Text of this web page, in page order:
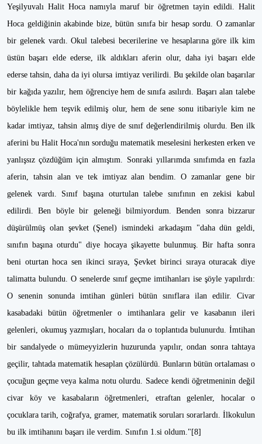
Yeşilyuvalı Halit Hoca namıyla maruf bir öğretmen tayin edildi. Halit
Hoca geldiğinin akabinde bize, bütün sınıfa bir hesap sordu. O zamanlar
bir gelenek vardı. Okul talebesi becerilerine ve hesaplarına göre ilk kim
üstün başarı elde ederse, ilk aldıkları aferin olur, daha iyi başarı elde
ederse tahsin, daha da iyi olursa imtiyaz verilirdi. Bu şekilde olan başarılar
bir kağıda yazılır, hem öğrenciye hem de sınıfa asılırdı. Başarı alan talebe
böylelikle hem teşvik edilmiş olur, hem de sene sonu itibariyle kim ne
kadar imtiyaz, tahsin almış diye de sınıf değerlendirilmiş olurdu. Ben ilk
aferini bu Halit Hoca'nın sorduğu matematik meselesini herkesten erken ve
yanlışsız çözdüğüm için almıştım. Sonraki yıllarımda sınıfımda en fazla
aferin, tahsin alan ve tek imtiyaz alan bendim. O zamanlar gene bir
gelenek vardı. Sınıf başına oturtulan talebe sınıfının en zekisi kabul
edilirdi. Ben böyle bir geleneği bilmiyordum. Benden sonra bizzarur
düşürülmüş olan şevket (Şenel) ismindeki arkadaşım "daha dün geldi,
sınıfın başına oturdu" diye hocaya şikayette bulunmuş. Bir hafta sonra
beni oturtan hoca sen ikinci sıraya, Şevket birinci sıraya oturacak diye
talimatta bulundu. O senelerde sınıf geçme imtihanları ise şöyle yapılırdı:
O senenin sonunda imtihan günleri bütün sınıflara ilan edilir. Civar
kasabadaki bütün öğretmenler o imtihanlara gelir ve kasabanın ileri
gelenleri, okumuş yazmışları, hocaları da o toplantıda bulunurdu. İmtihan
bir sandalyede o mümeyyizlerin huzurunda yapılır, ondan sonra tahtaya
geçilir, tahtada matematik hesaplan çözülürdü. Bunların bütün ortalaması o
çocuğun geçme veya kalma notu olurdu. Sadece kendi öğretmeninin değil
civar köy ve kasabaların öğretmenleri, etraftan gelenler, hocalar o
çocuklara tarih, coğrafya, gramer, matematik soruları sorarlardı. İlkokulun
bu ilk imtihanını başarı ile verdim. Sınıfın 1.si oldum."[8]